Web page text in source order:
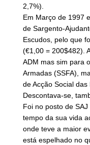
2,7%).
Em Março de 1997
de Sargento-
Escudos, pelo que
(€1,00 = 200$482).
ADM mas sim para
Armadas (SSFA),
de Acção Social
Descontava-se,
Foi no posto de
tempo da sua vida
onde teve a maior
está espelhado no